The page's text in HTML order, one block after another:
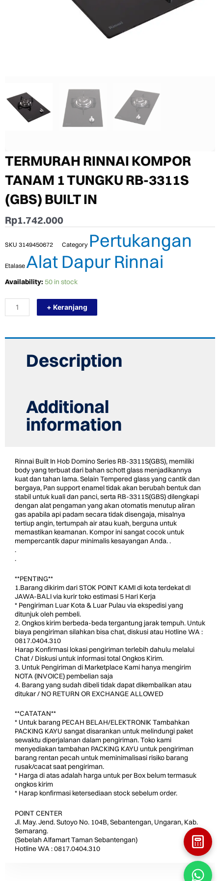
TERMURAH RINNAI KOMPOR
TANAM 1 TUNGKU RB-3311S
(GBS) BUILT IN
Rp1.742.000
SKU 3149450672 Category Pertukangan
EtalaseAlat Dapur Rinnai
Availability: 50 in stock
TERMURAH
KOMPOR
TANAM
1
+ Keranjang
Description
Additional
information
Rinnai Built In Hob Domino Series RB-3311S(GBS), memiliki
body yang terbuat dari bahan schott glass menjadikannya
kuat dan tahan lama. Selain Tempered glass yang cantik dan
bergaya, Pan support enamel tidak akan berubah bentuk dan
stabil untuk kuali dan panci, serta RB-3311S(GBS) dilengkapi
dengan alat pengaman yang akan otomatis menutup aliran
gas apabila api padam secara tidak disengaja, misalnya
tertiup angin, tertumpah air atau kuah, berguna untuk
memastikan keamanan. Kompor ini sangat cocok untuk
mempercantik dapur minimalis kesayangan Anda. .
.
.
**PENTING**
1.Barang dikirim dari STOK POINT KAMI di kota terdekat dI
JAWA-BALI via kurir toko estimasi 5 Hari Kerja
* Pengiriman Luar Kota & Luar Pulau via ekspedisi yang
ditunjuk oleh pembeli.
2. Ongkos kirim berbeda-beda tergantung jarak tempuh. Untuk
biaya pengiriman silahkan bisa chat, diskusi atau Hotline WA :
0817.0404.310
Harap Konfirmasi lokasi pengiriman terlebih dahulu melalui
Chat / Diskusi untuk informasi total Ongkos Kirim.
3. Untuk Pengiriman di Marketplace Kami hanya mengirim
NOTA (INVOICE) pembelian saja
4. Barang yang sudah dibeli tidak dapat dikembalikan atau
ditukar / NO RETURN OR EXCHANGE ALLOWED
**CATATAN**
* Untuk barang PECAH BELAH/ELEKTRONIK Tambahkan
PACKING KAYU sangat disarankan untuk melindungi paket
sewaktu diperjalanan dalam pengiriman. Toko kami
menyediakan tambahan PACKING KAYU untuk pengiriman
barang rentan pecah untuk meminimalisasi risiko barang
rusak/cacat saat pengiriman.
* Harga di atas adalah harga untuk per Box belum termasuk
ongkos kirim
* Harap konfirmasi ketersediaan stock sebelum order.
POINT CENTER
Jl. May. Jend. Sutoyo No. 104B, Sebantengan, Ungaran, Kab.
Semarang.
(Sebelah Alfamart Taman Sebantengan)
Hotline WA : 0817.0404.310